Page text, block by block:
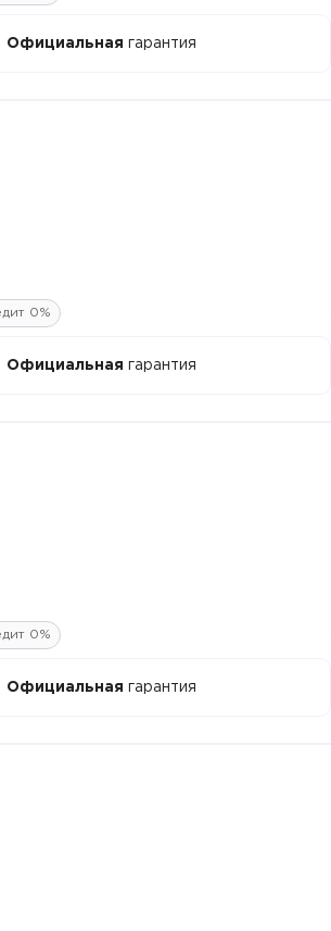
Официальная гарантия
0%
Официальная гарантия
0%
Официальная гарантия